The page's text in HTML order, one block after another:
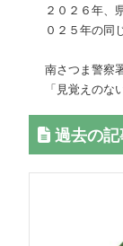
２０２６年、
０２５年の同
南さつま警察
「見覚えのな
過去の記